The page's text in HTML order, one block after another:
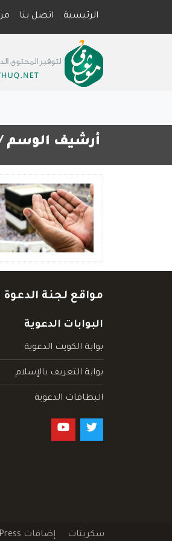
الرئيسية اتصل بنا
أرشيف الوسم
مواقع لجنة الدعوة
البوابات الدعوية
بوابة الكويت الدعوية
بوابة التعريف بالإسلام
البطاقات الدعوية
سكربتات إضافات WordPress